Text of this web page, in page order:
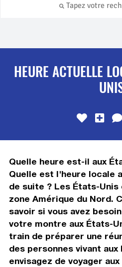
HEURE ACTUELLE
Quelle heure est-il aux
Quelle est l'heure locale
de suite ? Les États-Unis
zone Amérique du Nord.
savoir si vous avez
votre montre aux États-
train de préparer une
des personnes vivant aux
envisagez de voyager